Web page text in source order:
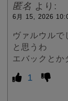
匿名 より:
6月 15, 2026
ヴァルウルで
と思うわ
エバックとか
1